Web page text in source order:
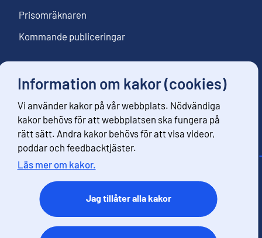
Information om kakor (cookies)
Vi använder kakor på vår webbplats. Nödvändiga
kakor behövs för att webbplatsen ska fungera på
rätt sätt. Andra kakor behövs för att visa videor,
poddar och feedbacktjäster.
Läs mer om kakor.
Jag tillåter alla kakor
Prisomräknaren
Kommande publiceringar
Följ oss
Beställ nyhetsbrev
Respons
Användarvillkor
Dataskydd
Tillgänglihet